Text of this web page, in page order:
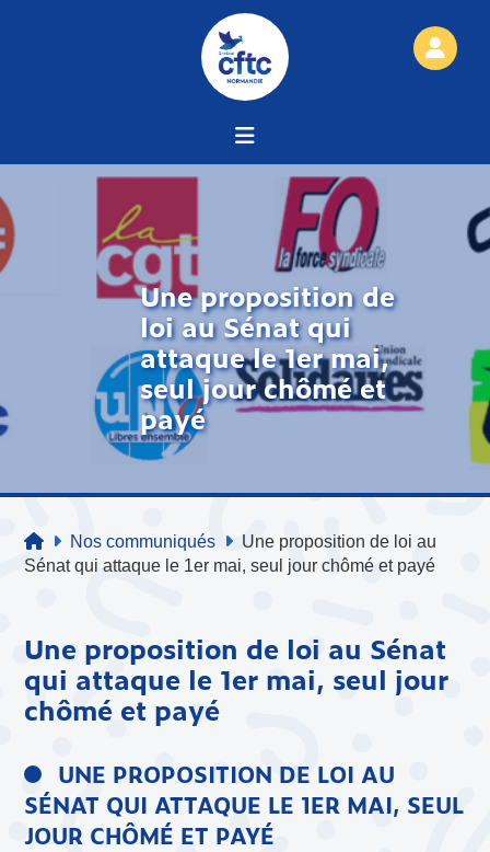
Une proposition de
loi au Sénat qui
attaque le 1er mai,
seul jour chômé et
payé
Nos communiqués
Une proposition de loi au
Sénat qui attaque le 1er mai, seul jour chômé et payé
Une proposition de loi au Sénat
qui attaque le 1er mai, seul jour
chômé et payé
UNE PROPOSITION DE LOI AU
SÉNAT QUI ATTAQUE LE 1ER MAI, SEUL
JOUR CHÔMÉ ET PAYÉ